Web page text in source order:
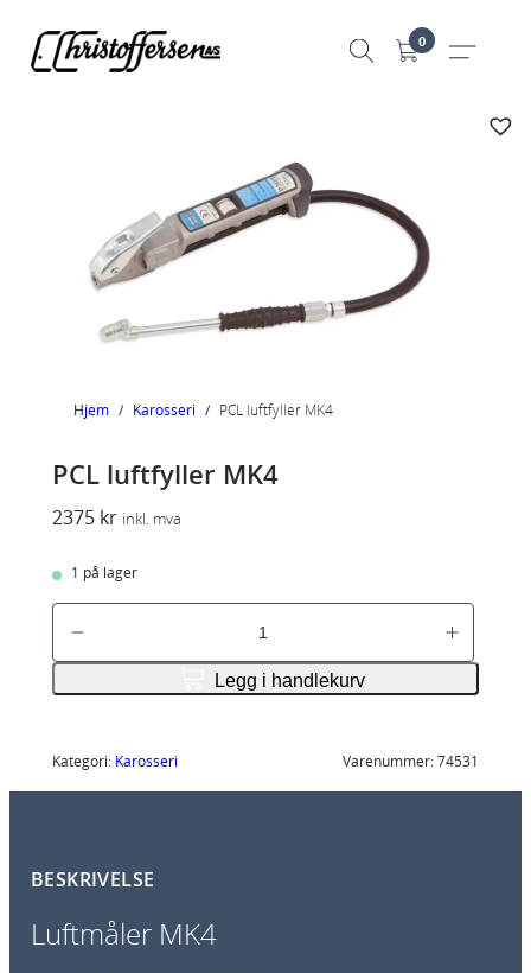
0
Hjem / Karosseri / PCL luftfyller MK4
PCL luftfyller MK4
2375 kr inkl. mva
1 på lager
P
f
t
l
e
Legg i handlekurv
Kategori: Karosseri Varenummer:74531
BESKRIVELSE
Luftmåler MK4